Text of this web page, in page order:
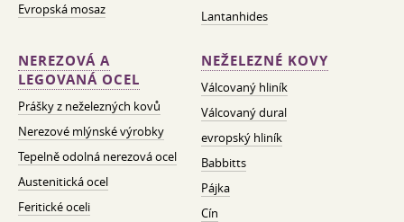
Evropská mosaz
Lantanhides
NEREZOVÁ A
LEGOVANÁ OCEL
Prášky z neželezných kovů
Nerezové mlýnské výrobky
Tepelně odolná nerezová ocel
Austenitická ocel
Feritické oceli
NEŽELEZNÉ KOVY
Válcovaný hliník
Válcovaný dural
evropský hliník
Babbitts
Pájka
Cín